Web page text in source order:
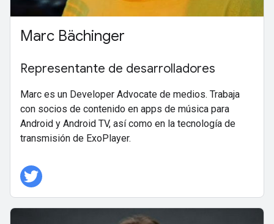
Marc Bächinger
Representante de desarrolladores
Marc es un Developer Advocate de medios. Trabaja
con socios de contenido en apps de música para
Android y Android TV, así como en la tecnología de
transmisión de ExoPlayer.